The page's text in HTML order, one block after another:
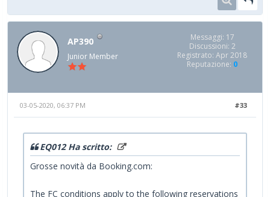
AP390
Junior Member
Messaggi: 17
Discussioni: 2
Registrato: Apr 2018
Reputazione: 0
#33
03-05-2020, 06:37 PM
EQ012 Ha scritto:
Grosse novità da Booking.com:
The FC conditions apply to the following reservations